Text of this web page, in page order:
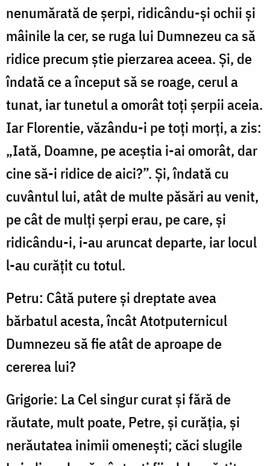
nenumă­rată de șerpi, ridicându-și ochii și
mâinile la cer, se ruga lui Dumnezeu ca să
ridice pre­cum știe pierzarea aceea. Și, de
îndată ce a început să se roage, cerul a
tunat, iar tunetul a omorât toți șerpii aceia.
Iar Florentie, văzându-i pe toți morți, a zis:
„Iată, Doamne, pe aceștia i-ai omorât, dar
cine să-i ridice de aici?”. Și, îndată cu
cuvântul lui, atât de mul­te păsări au venit,
pe cât de mulți șerpi erau, pe care, și
ridicându-i, i-au aruncat departe, iar locul
l-au curățit cu totul.
Petru: Câtă putere și dreptate avea
bărbatul acesta, încât Atotputernicul
Dumnezeu să fie atât de aproape de
cererea lui?
Grigorie: La Cel singur curat și fără de
răuta­te, mult poate, Petre, și curăția, și
nerăutatea inimii omenești; căci slugile